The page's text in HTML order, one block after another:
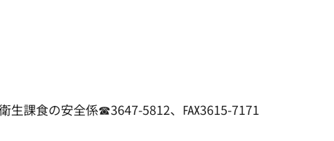
衛生課食の安全係☎3647-5812、℻3615-7171